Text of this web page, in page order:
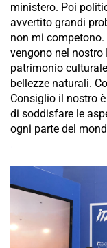
ministero. Poi
avvertito grandi
non mi
vengono nel nostro
patrimonio
bellezze naturali.
Consiglio il nostro
di soddisfare le
ogni parte del